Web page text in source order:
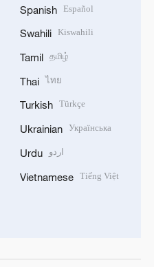
Spanish Español
Swahili Kiswahili
Tamil தமிழ்
Thai ไทย
Turkish Türkçe
Ukrainian Українська
Urdu اردو
Vietnamese Tiếng Việt